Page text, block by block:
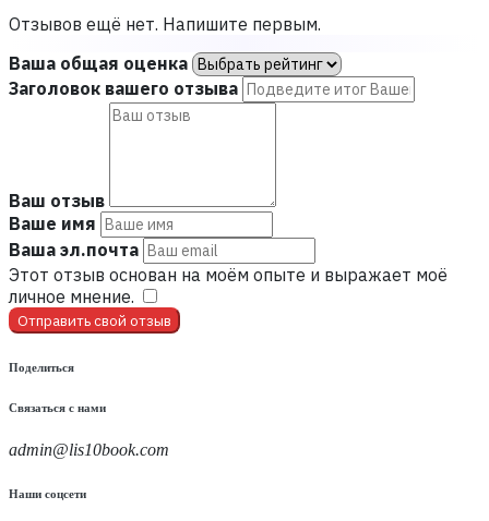
Отзывов ещё нет. Напишите первым.
Ваша общая оценка
Заголовок вашего отзыва
Ваш отзыв
Ваше имя
Ваша эл.почта
Этот отзыв основан на моём опыте и выражает моё
личное мнение.
Отправить свой отзыв
Поделиться
Связаться с нами
admin@lis10book.com
Наши соцсети